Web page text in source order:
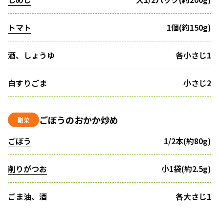
トマト 1個(約150g)
酒、しょうゆ 各小さじ1
白すりごま 小さじ2
副菜 ごぼうのおかか炒め
ごぼう 1/2本(約80g)
削りがつお 小1袋(約2.5g)
ごま油、酒 各大さじ1